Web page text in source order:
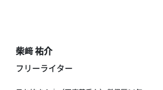
柴﨑 祐介
フリーライター